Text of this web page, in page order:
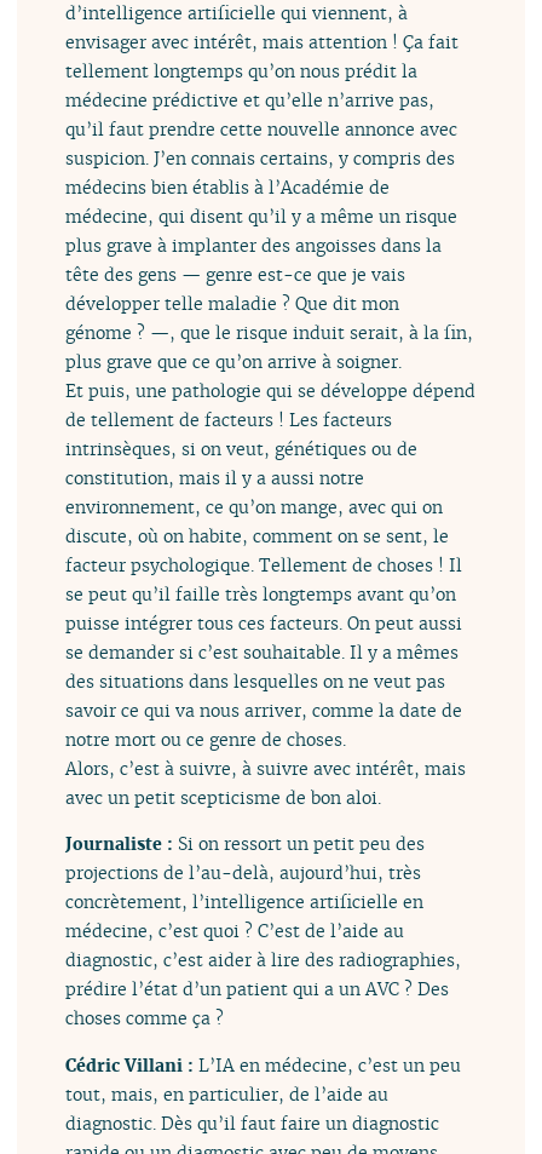
d’intelligence artificielle qui viennent, à
envisager avec intérêt, mais attention ! Ça fait
tellement longtemps qu’on nous prédit la
médecine prédictive et qu’elle n’arrive pas,
qu’il faut prendre cette nouvelle annonce avec
suspicion. J’en connais certains, y compris des
médecins bien établis à l’Académie de
médecine, qui disent qu’il y a même un risque
plus grave à implanter des angoisses dans la
tête des gens — genre est-ce que je vais
développer telle maladie ? Que dit mon
génome ? —, que le risque induit serait, à la fin,
plus grave que ce qu’on arrive à soigner.
Et puis, une pathologie qui se développe dépend
de tellement de facteurs ! Les facteurs
intrinsèques, si on veut, génétiques ou de
constitution, mais il y a aussi notre
environnement, ce qu’on mange, avec qui on
discute, où on habite, comment on se sent, le
facteur psychologique. Tellement de choses ! Il
se peut qu’il faille très longtemps avant qu’on
puisse intégrer tous ces facteurs. On peut aussi
se demander si c’est souhaitable. Il y a mêmes
des situations dans lesquelles on ne veut pas
savoir ce qui va nous arriver, comme la date de
notre mort ou ce genre de choses.
Alors, c’est à suivre, à suivre avec intérêt, mais
avec un petit scepticisme de bon aloi.
Journaliste : Si on ressort un petit peu des
projections de l’au-delà, aujourd’hui, très
concrètement, l’intelligence artificielle en
médecine, c’est quoi ? C’est de l’aide au
diagnostic, c’est aider à lire des radiographies,
prédire l’état d’un patient qui a un AVC ? Des
choses comme ça ?
Cédric Villani :L’IA en médecine, c’est un peu
tout, mais, en particulier, de l’aide au
diagnostic. Dès qu’il faut faire un diagnostic